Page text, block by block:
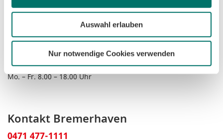
Auswahl erlauben
Nur notwendige Cookies verwenden
Kontakt Bremen
0421 359-3590
Mo. – Fr. 8.00 – 18.00 Uhr
Kontakt Bremerhaven
0471 477-1111